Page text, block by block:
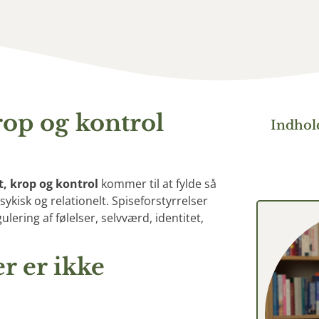
og kontrol
krop og kontrol kommer til at fylde så
og relationelt. Spiseforstyrrelser
af følelser, selvværd, identitet,
er ikke